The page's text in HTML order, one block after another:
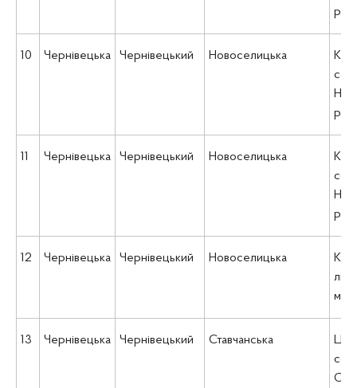
10 Чернівецька Чернівецький Новоселицька
КУ
11 Чернівецька Чернівецький Новоселицька
КУ
12 Чернівецька Чернівецький Новоселицька
13 Чернівецька Чернівецький Ставчанська